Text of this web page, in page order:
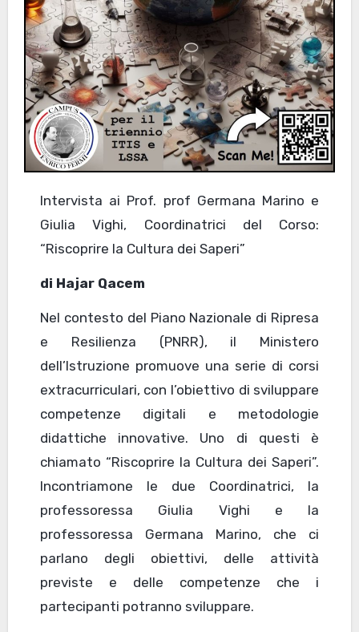
Intervista ai Prof. prof Germana Marino e
Giulia Vighi, Coordinatrici del Corso:
“Riscoprire la Cultura dei Saperi”
di Hajar Qacem
Nel contesto del Piano Nazionale di Ripresa
e Resilienza (PNRR), il Ministero
dell’Istruzione promuove una serie di corsi
extracurriculari, con l’obiettivo di sviluppare
competenze digitali e metodologie
didattiche innovative. Uno di questi è
chiamato “Riscoprire la Cultura dei Saperi”.
Incontriamone le due Coordinatrici, la
professoressa Giulia Vighi e la
professoressa Germana Marino, che ci
parlano degli obiettivi, delle attività
previste e delle competenze che i
partecipanti potranno sviluppare.